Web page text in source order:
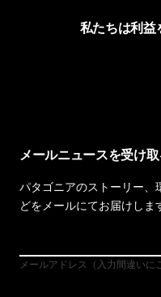
私たちは利益
メールニュースを受け
パタゴニアのストーリー、
どをメールにてお届けしま
メールアドレス（入力間違いに